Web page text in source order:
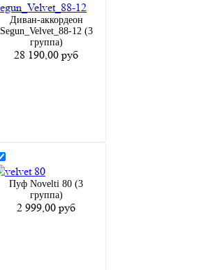
Диван-аккордеон
Segun_Velvet_88-12 (3
группа)
28 190,00 руб
Пуф Novelti 80 (3
группа)
2 999,00 руб